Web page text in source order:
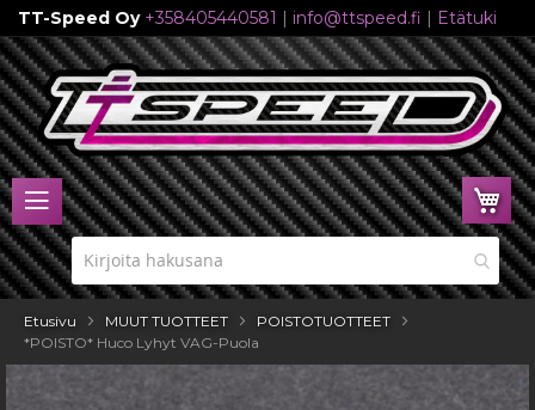
TT-Speed Oy +358405440581 | info@ttspeed.fi | Etätuki
Skip
to
Content
Etusivu MUUT TUOTTEET
POISTOTUOTTEET
*POISTO* Huco Lyhyt VAG-Puola
Skip